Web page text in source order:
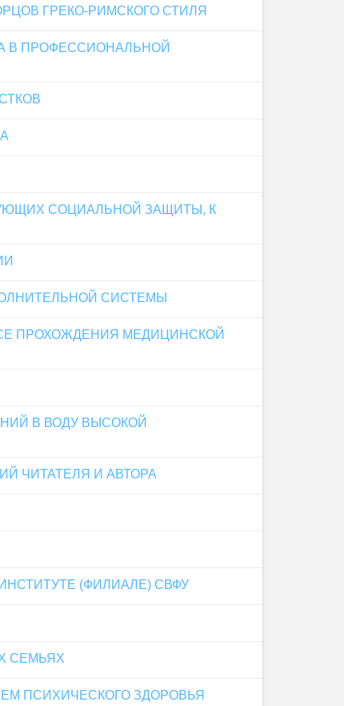
ГРЕКО-РИМСКОГО СТИЛЯ
В ПРОФЕССИОНАЛЬНОЙ
СОЦИАЛЬНОЙ ЗАЩИТЫ, К
СИСТЕМЫ
ПРОХОЖДЕНИЯ МЕДИЦИНСКОЙ
В ВОДУ ВЫСОКОЙ
ЧИТАТЕЛЯ И АВТОРА
(ФИЛИАЛЕ) СВФУ
СЕМЬЯХ
ПСИХИЧЕСКОГО ЗДОРОВЬЯ